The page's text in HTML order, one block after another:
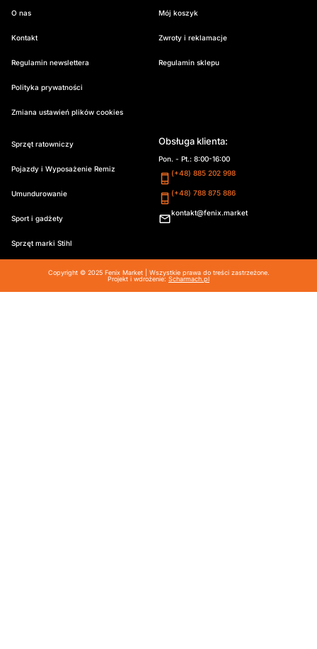
O nas
Kontakt
Regulamin newslettera
Polityka prywatności
Zmiana ustawień plików cookies
Mój koszyk
Zwroty i reklamacje
Regulamin sklepu
Sprzęt ratowniczy
Pojazdy i Wyposażenie Remiz
Umundurowanie
Sport i gadżety
Sprzęt marki Stihl
Obsługa klienta:
Pon. - Pt.: 8:00-16:00
(+48) 885 202 998
(+48) 788 875 886
kontakt@fenix.market
Copyright © 2025 Fenix Market | Wszystkie prawa do treści zastrzeżone.
Projekt i wdrożenie: Scharmach.pl